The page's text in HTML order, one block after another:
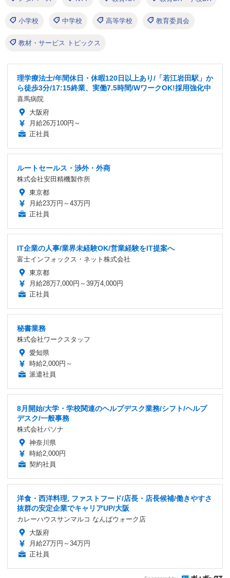
小学校 中学校 高等学校 教育委員会
教材・サービス トピックス
理学療法士/年間休日・休暇120日以上あり/「若江岩田駅」か
ら徒歩3分/17:15終業、実働7.5時間/WワークOK!採用強化中
喜馬病院
大阪府
月給26万100円～
正社員
ルートセールス・渉外・外商
株式会社安田精機製作所
東京都
月給23万円～43万円
正社員
IT企業の人事/業界未経験OK/営業経験をIT提案へ
富士インフォックス・ネット株式会社
東京都
月給28万7,000円～39万4,000円
正社員
秘書業務
株式会社ワークスタッフ
愛知県
時給2,000円～
派遣社員
8月開始/大学・学校関連のヘルプデスク業務/シフト/ヘルプ
デスク/一般事務
株式会社パソナ
神奈川県
時給2,000円
契約社員
洋食・西洋料理, ファストフード/店長・店長候補/働きやすさ
抜群の安定企業でキャリアUP/大阪
カレーハウスサンマルコ なんばウォーク店
大阪府
月給27万円～34万円
正社員